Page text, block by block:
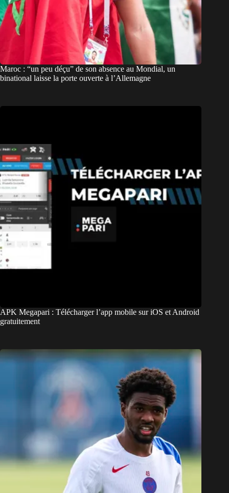
Maroc : “un peu déçu” de son absence au Mondial, un
binational laisse la porte ouverte à l’Allemagne
APK Megapari : Télécharger l’app mobile sur iOS et Android
gratuitement